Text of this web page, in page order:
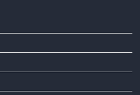
vs
Vallecano
Girona